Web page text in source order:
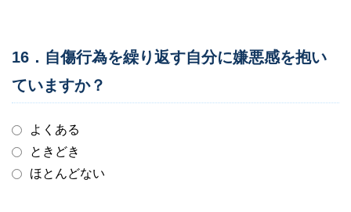
16．自傷行為を繰り返す自分に嫌悪感を抱い
ていますか？
よくある
ときどき
ほとんどない